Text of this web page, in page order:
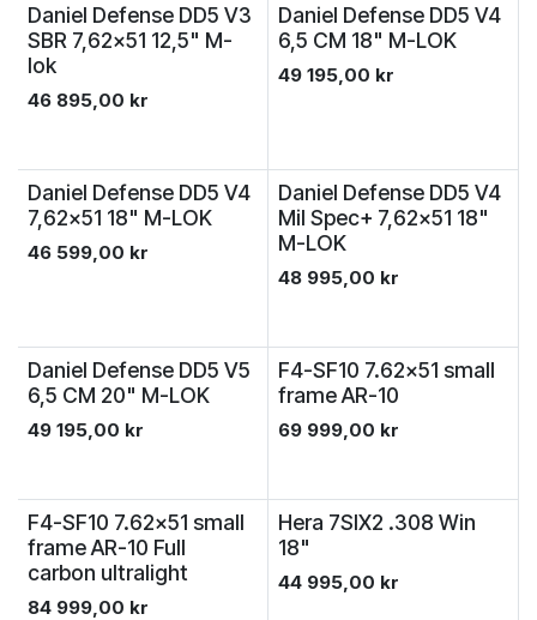
Daniel Defense DD5 V3
SBR 7,62x51 12,5" M-
lok
46 895,00 kr
Daniel Defense DD5 V4
6,5 CM 18" M-LOK
49 195,00 kr
Daniel Defense DD5 V4
7,62x51 18" M-LOK
46 599,00 kr
Daniel Defense DD5 V4
Mil Spec+ 7,62x51 18"
M-LOK
48 995,00 kr
Daniel Defense DD5 V5
6,5 CM 20" M-LOK
49 195,00 kr
F4-SF10 7.62x51 small
frame AR-10
69 999,00 kr
F4-SF10 7.62x51 small
frame AR-10 Full
carbon ultralight
84 999,00 kr
Hera 7SIX2 .308 Win
18"
44 995,00 kr